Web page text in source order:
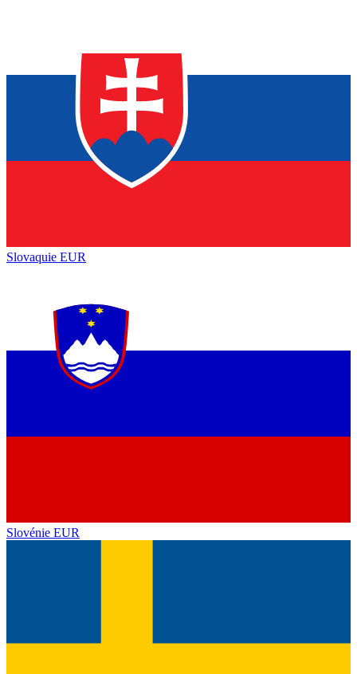
Slovaquie EUR
Slovénie EUR